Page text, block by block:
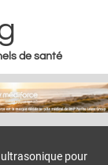
de santé
ultrasonique pour